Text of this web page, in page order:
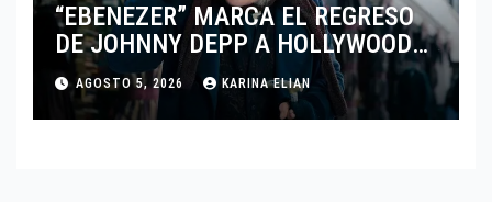
“EBENEZER” MARCA EL REGRESO
DE JOHNNY DEPP A HOLLYWOOD
TRAS SU PASO POR EL CINE
INDEPENDIENTE EUROPEO
AGOSTO 5, 2026 KARINA ELIAN